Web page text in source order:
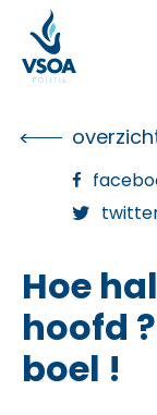
the
content
Hoe
hoofd
boel !